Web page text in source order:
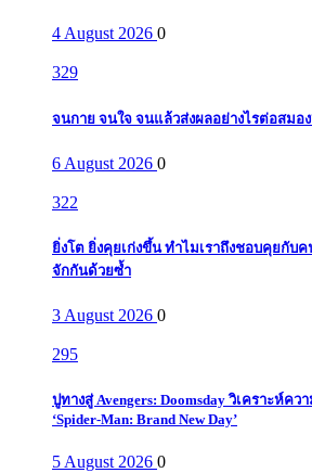
4 August 2026 0
329
จนกาย จนใจ จนแล้วส่งผลอย่างไรต่อสมอง
6 August 2026 0
322
ยิ่งโต ยิ่งคุยเก่งขึ้น ทำไมเราถึงชอบคุยกับ
จักกันด้วยซ้ำ
3 August 2026 0
295
ปูทางสู่ Avengers: Doomsday วิเคราะห์ค
‘Spider-Man: Brand New Day’
5 August 2026 0